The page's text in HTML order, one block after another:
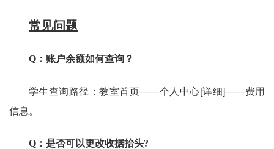
常见问题
Q： 账户余额如何查询？
学生查询路径：教室首页——个人中心[详细]——费用
信息。
Q： 是否可以更改收据抬头?